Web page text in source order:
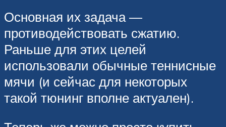
Основная их задача —
противодействовать сжатию.
Раньше для этих целей
использовали обычные теннисные
мячи (и сейчас для некоторых
такой тюнинг вполне актуален).